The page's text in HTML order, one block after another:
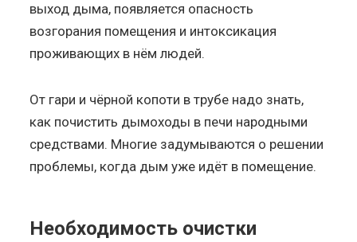
выход дыма, появляется опасность
возгорания помещения и интоксикация
проживающих в нём людей.
От гари и чёрной копоти в трубе надо знать,
как почистить дымоходы в печи народными
средствами. Многие задумываются о решении
проблемы, когда дым уже идёт в помещение.
Необходимость очистки